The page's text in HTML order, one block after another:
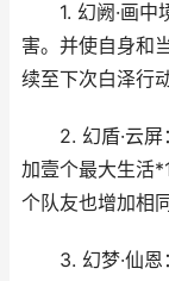
1. 幻阙·画中
害。并使自身和
续至下次白泽行动
2. 幻盾·云屏
加壹个最大生活
个队友也增加相
3. 幻梦·仙恩